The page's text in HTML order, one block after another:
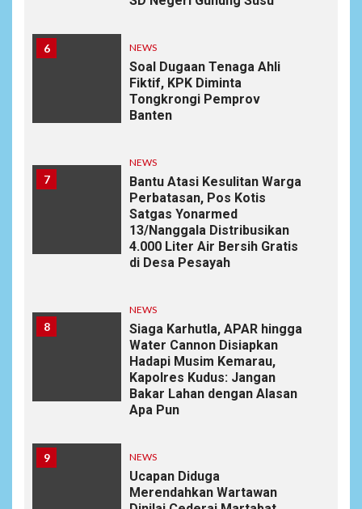
6 NEWS
Soal Dugaan Tenaga Ahli
Fiktif, KPK Diminta
Tongkrongi Pemprov
Banten
7
NEWS
Bantu Atasi Kesulitan Warga
Perbatasan, Pos Kotis
Satgas Yonarmed
13/Nanggala Distribusikan
4.000 Liter Air Bersih Gratis
di Desa Pesayah
8
NEWS
Siaga Karhutla, APAR hingga
Water Cannon Disiapkan
Hadapi Musim Kemarau,
Kapolres Kudus: Jangan
Bakar Lahan dengan Alasan
Apa Pun
9 NEWS
Ucapan Diduga
Merendahkan Wartawan